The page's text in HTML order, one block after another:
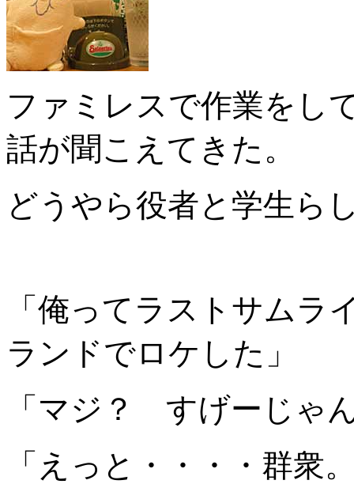
ファミレスで作業をし
話が聞こえてきた。
どうやら役者と学生ら
「俺ってラストサムラ
ランドでロケした」
「マジ？ すげーじゃ
「えっと・・・・群衆